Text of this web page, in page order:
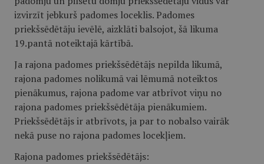
izvirzīt jebkurš padomes loceklis. Padomes
priekšsēdētāju ievēlē, aizklāti balsojot, šā likuma
19.pantā noteiktajā kārtībā.
Ja rajona padomes priekšsēdētājs nepilda likumā,
rajona padomes nolikumā vai lēmumā noteiktos
pienākumus, rajona padome var atbrīvot viņu no
rajona padomes priekšsēdētāja pienākumiem.
Priekšsēdētājs ir atbrīvots, ja par to nobalso vairāk
nekā puse no rajona padomes locekļiem.
Rajona padomes priekšsēdētājs: